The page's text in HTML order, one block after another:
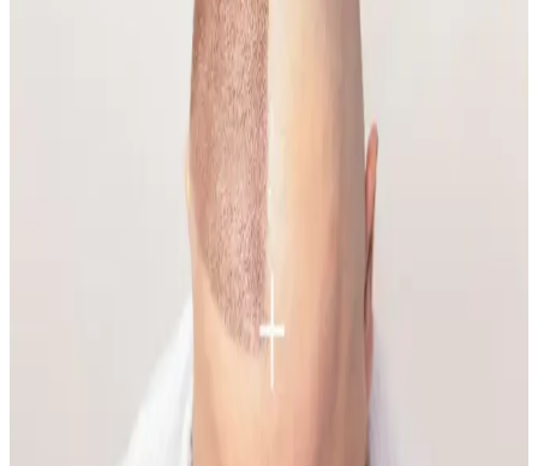
Gelin Makyajında Doğallık ve Kalıcılık İçin Temel
İpuçları ve Teknikler
Gelin makyajında doğal görünüm ile profesyonel fotoğraflarda
belirginlik dengelenmeli. Kaş, göz, allık, highlighter ve dudak
uygulamalarında doğru renk ve teknikler kullanılmalı, makyaj
Yüzde Belirli Bölgedeki Sivilce ve
Hiperpigmentasyonun Nedenleri ve Etkili Çözümleri
Yüzde belirli bir alandaki sivilce ve hiperpigmentasyonun nedenleri
temas dermatiti, bakteriyel enfeksiyon ve çevresel faktörler olabilir.
Doğru bakım ve dermatolojik destekle sorun yönetilebilir.
Makyaja Yeniden Başlamak İçin Temel Ürünler ve
Makyaja dönüşte cilt hazırlığı, doğru ürün seçimi ve göz yapısına